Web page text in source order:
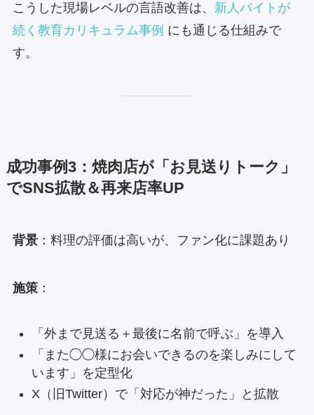
こうした現場レベルの言語改善は、 新人バイトが
続く教育カリキュラム事例 にも通じる仕組みで
す。
成功事例3：焼肉店が「お見送りトーク」
でSNS拡散＆再来店率UP
背景：料理の評価は高いが、ファン化に課題あり
施策：
「外まで見送る＋最後に名前で呼ぶ」を導入
「また◯◯様にお会いできるのを楽しみにして
います」を定型化
X（旧Twitter）で「対応が神だった」と拡散